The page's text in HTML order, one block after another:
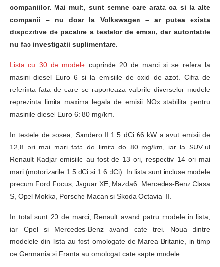
companiilor. Mai mult, sunt semne care arata ca si la alte
companii – nu doar la Volkswagen – ar putea exista
dispozitive de pacalire a testelor de emisii, dar autoritatile
nu fac investigatii suplimentare.
Lista cu 30 de modele cuprinde 20 de marci si se refera la
masini diesel Euro 6 si la emisiile de oxid de azot. Cifra de
referinta fata de care se raporteaza valorile diverselor modele
reprezinta limita maxima legala de emisii NOx stabilita pentru
masinile diesel Euro 6: 80 mg/km.
In testele de sosea, Sandero II 1.5 dCi 66 kW a avut emisii de
12,8 ori mai mari fata de limita de 80 mg/km, iar la SUV-ul
Renault Kadjar emisiile au fost de 13 ori, respectiv 14 ori mai
mari (motorizarile 1.5 dCi si 1.6 dCi). In lista sunt incluse modele
precum Ford Focus, Jaguar XE, Mazda6, Mercedes-Benz Clasa
S, Opel Mokka, Porsche Macan si Skoda Octavia III.
In total sunt 20 de marci, Renault avand patru modele in lista,
iar Opel si Mercedes-Benz avand cate trei. Noua dintre
modelele din lista au fost omologate de Marea Britanie, in timp
ce Germania si Franta au omologat cate sapte modele.